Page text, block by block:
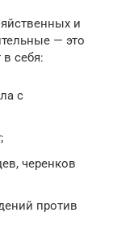
и
— это
себя:
с
черенков
против